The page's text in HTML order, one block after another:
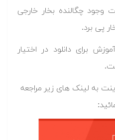
وجود چگالنده بخار خارجی
پی برد.
برای دانلود در اختیار
به لینک های زیر مراجعه